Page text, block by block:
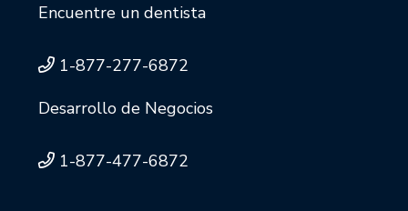
Encuentre un dentista
1-877-277-6872
Desarrollo de Negocios
1-877-477-6872